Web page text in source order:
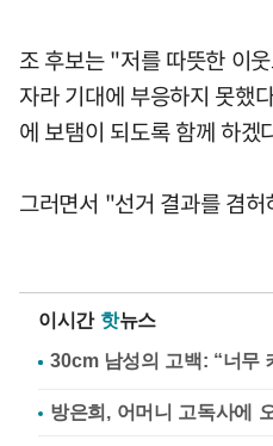
조 후보는 "저를 따뜻한 이
자라 기대에 부응하지 못했
에 보탬이 되도록 함께 하겠
그러면서 "선거 결과를 겸
이시간 핫뉴스
방은희, 어머니 고독사에